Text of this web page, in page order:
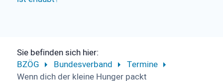
Sie befinden sich hier:
BZÖG
Bundesverband
Termine
Wenn dich der kleine Hunger packt